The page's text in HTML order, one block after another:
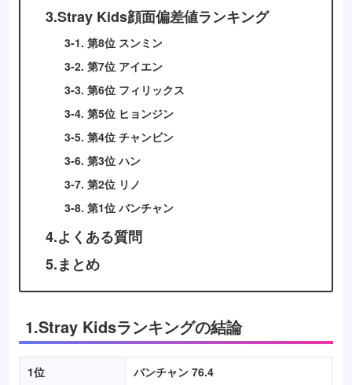
3.Stray Kids顔面偏差値ランキング
3-1. 第8位 スンミン
3-2. 第7位 アイエン
3-3. 第6位 フィリックス
3-4. 第5位 ヒョンジン
3-5. 第4位 チャンビン
3-6. 第3位 ハン
3-7. 第2位 リノ
3-8. 第1位 バンチャン
4.よくある質問
5.まとめ
1.Stray Kidsランキングの結論
1位
バンチャン 76.4